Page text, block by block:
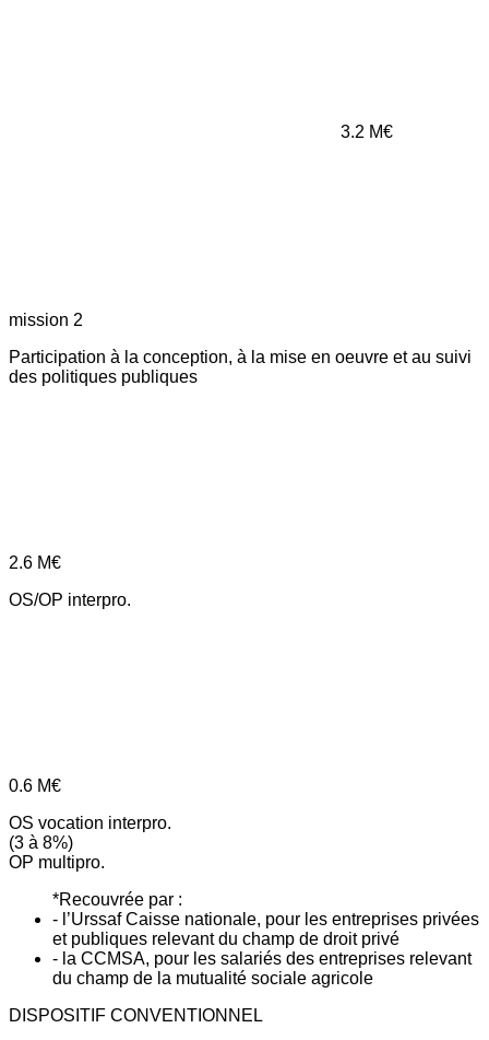
3.2 M€
mission 2
Participation à la conception, à la mise en oeuvre et au suivi
des politiques publiques
2.6 M€
OS/OP interpro.
0.6 M€
OS vocation interpro.
(3 à 8%)
OP multipro.
*Recouvrée par :
- l’Urssaf Caisse nationale, pour les entreprises privées
et publiques relevant du champ de droit privé
- la CCMSA, pour les salariés des entreprises relevant
du champ de la mutualité sociale agricole
DISPOSITIF CONVENTIONNEL